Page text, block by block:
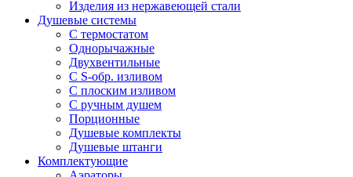
Изделия из нержавеющей стали
Душевые системы
С термостатом
Однорычажные
Двухвентильные
С S-обр. изливом
С плоским изливом
С ручным душем
Порционные
Душевые комплекты
Душевые штанги
Комплектующие